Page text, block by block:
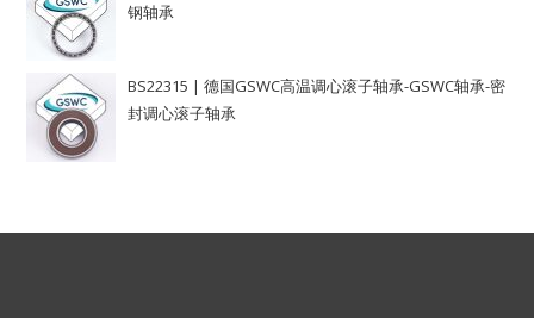
钢轴承
BS22315 | 德国GSWC高温调心滚子轴承-GSWC轴承-密
封调心滚子轴承